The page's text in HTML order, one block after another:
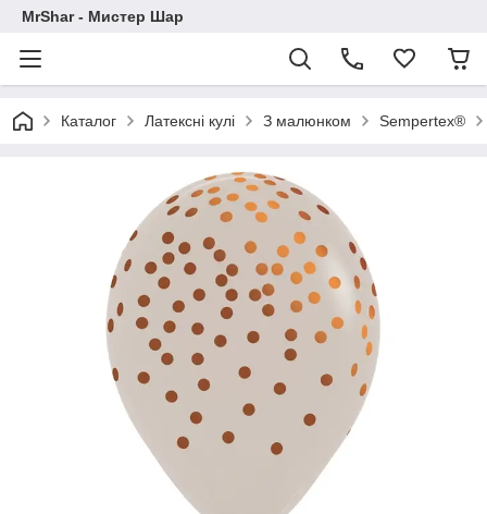
MrShar - Мистер Шар
Каталог Латексні кулі З малюнком Sempertex®